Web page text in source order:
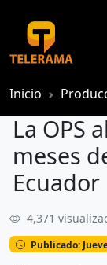
Inicio
La OPS
meses
Ecuador
4,371
Publicado: